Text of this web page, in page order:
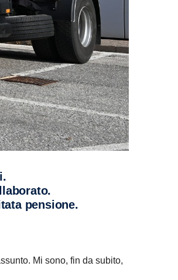
pensione.
Mi sono, fin da subito,